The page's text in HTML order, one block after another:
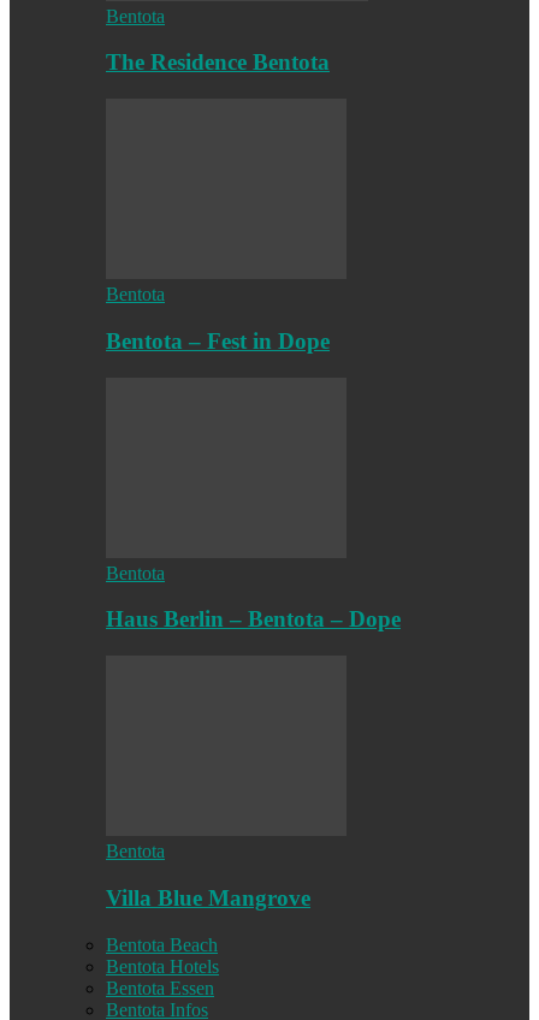
Bentota
The Residence Bentota
Bentota
Bentota – Fest in Dope
Bentota
Haus Berlin – Bentota – Dope
Bentota
Villa Blue Mangrove
Bentota Beach
Bentota Hotels
Bentota Essen
Bentota Infos